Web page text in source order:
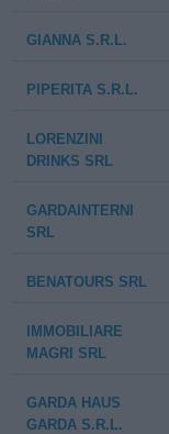
GIANNA S.R.L.
PIPERITA S.R.L.
LORENZINI
DRINKS SRL
GARDAINTERNI
SRL
BENATOURS SRL
IMMOBILIARE
MAGRI SRL
GARDA HAUS
GARDA S.R.L.